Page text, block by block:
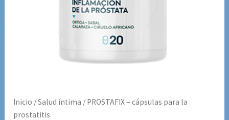
Inicio /Salud íntima / PROSTAFIX – cápsulas para la
prostatitis